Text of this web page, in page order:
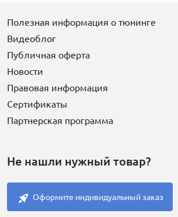
Полезная информация о тюнинге
Видеоблог
Публичная оферта
Новости
Правовая информация
Сертификаты
Партнерская программа
Не нашли нужный товар?
Оформите индивидуальный заказ